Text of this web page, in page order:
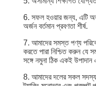
6. সফল হওয়ার জন্য, এটি
অর্জন বর্তমান প্রবণতা শীর্ষ.
7. আমাদের সমস্ত পণ্য
করতে পারা নিশ্চিত করুন যে
সঙ্গে নমুনা ঠিক একই উপাদান
8. আমাদের দলের সকল